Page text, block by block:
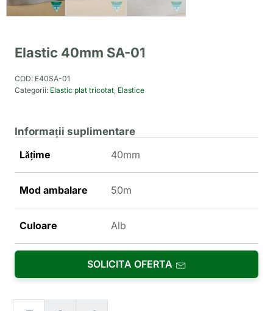
Elastic 40mm SA-01
COD: E40SA-01
Categorii: Elastic plat tricotat, Elastice
Informații suplimentare
Lățime
40mm
Mod ambalare 50m
Culoare Alb
SOLICITA OFERTA